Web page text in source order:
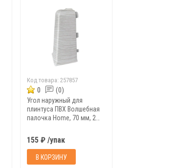
Код товара:257857
0 (0)
Угол наружный для
плинтуса ПВХ Волшебная
палочка Home, 70 мм, 2
155 ₽ /упак
В КОРЗИНУ